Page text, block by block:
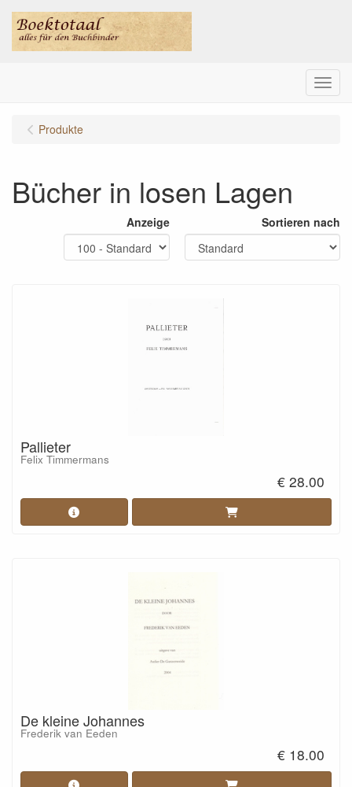
Menu
Produkte
Bücher in losen Lagen
Anzeige Sortieren nach
Pallieter
Felix Timmermans
€ 28.00
De kleine Johannes
Frederik van Eeden
€ 18.00